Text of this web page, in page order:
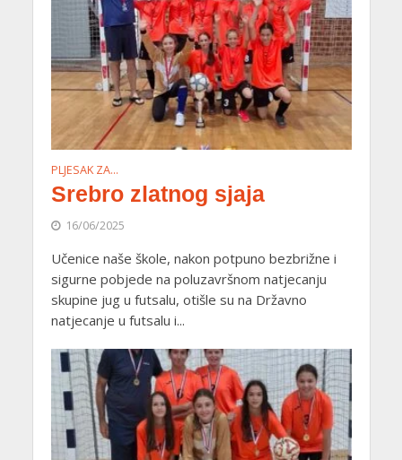
PLJESAK ZA…
Srebro zlatnog sjaja
16/06/2025
Učenice naše škole, nakon potpuno bezbrižne i
sigurne pobjede na poluzavršnom natjecanju
skupine jug u futsalu, otišle su na Državno
natjecanje u futsalu i...